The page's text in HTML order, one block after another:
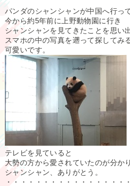
パンダのシャンシャンが中国へ行っ
今から約5年前に上野動物園に行き
シャンシャンを見てきたことを思い
スマホの中の写真を遡って探してみ
可愛いです。
テレビを見ていると
大勢の方から愛されていたのが分か
シャンシャン、ありがとう。
・・・・・・・・・・・・・・・・・